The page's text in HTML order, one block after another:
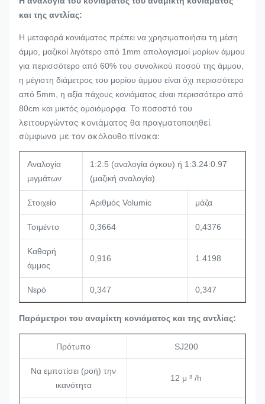
και της αντλίας:
Η μεταφορά κονιάματος πρέπει να χρησιμοποιήσει τη μέση
άμμο, μαζικοί λιγότερο από 1mm απολογισμοί μορίων άμμου
για περισσότερο από 60% του συνολικού ποσού της άμμου,
η μέγιστη διάμετρος του μορίου άμμου είναι όχι περισσότερο
από 5mm, η αξία πάχους κονιάματος είναι περισσότερο από
80cm και μικτός ομοιόμορφα. Το ποσοστό του
λειτουργώντας κονιάματος θα πραγματοποιηθεί
σύμφωνα με τον ακόλουθο πίνακα:
Αναλογία
μιγμάτων
1:2.5 (αναλογία όγκου) ή 1:3.24:0.97
(μαζική αναλογία)
Στοιχείο Αριθμός Volumic μάζα
Τσιμέντο 0,3664 0,4376
Καθαρή
άμμος
0,916 1.4198
Νερό 0,347 0,347
Παράμετροι του αναμίκτη κονιάματος και της αντλίας:
Πρότυπο SJ200
Να εμποτίσει (ροή) την
ικανότητα
12 μ ³ /h